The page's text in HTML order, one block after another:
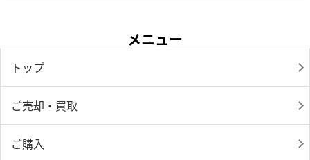
メニュー
トップ
ご売却・買取
ご購入